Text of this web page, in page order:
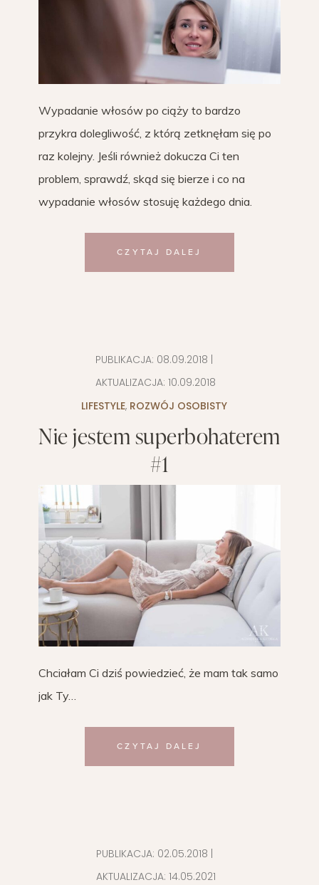
Wypadanie włosów po ciąży to bardzo
przykra dolegliwość, z którą zetknęłam się po
raz kolejny. Jeśli również dokucza Ci ten
problem, sprawdź, skąd się bierze i co na
wypadanie włosów stosuję każdego dnia.
CZYTAJ DALEJ
PUBLIKACJA: 08.09.2018
AKTUALIZACJA: 10.09.2018
LIFESTYLE, ROZWÓJ OSOBISTY
Nie jestem superbohaterem
#1
Chciałam Ci dziś powiedzieć, że mam tak samo
jak Ty…
CZYTAJ DALEJ
PUBLIKACJA: 02.05.2018 |
AKTUALIZACJA: 14.05.2021